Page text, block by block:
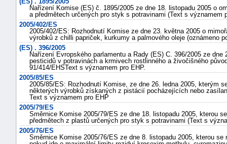
Nařízení Komise (ES) č. 1895/2005 ze dne 18. listopadu 2005 o
a předmětech určených pro styk s potravinami (Text s významem
2005/402/ES
2005/402/ES: Rozhodnutí Komise ze dne 23. května 2005 o
výrobků z chilli papriček, kurkumy a palmového oleje (oznámeno
(ES) . 396/2005
Nařízení Evropského parlamentu a Rady (ES) C. 396/2005 ze
pesticidů v potravinách a krmivech rostlinného a živočišného
91/414/EHSText s významem pro EHP.
2005/85/ES
2005/85/ES: Rozhodnutí Komise, ze dne 26. ledna 2005, kterým
některých výrobků získaných z pistácií pocházejících nebo
Text s významem pro EHP
2005/79/ES
Směrnice Komise 2005/79/ES ze dne 18. listopadu 2005, kterou
předmětech z plastů určených pro styk s potravinami (Text s
2005/76/ES
Směrnice Komise 2005/76/ES ze dne 8. listopadu 2005, kterou